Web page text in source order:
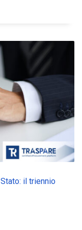
il triennio